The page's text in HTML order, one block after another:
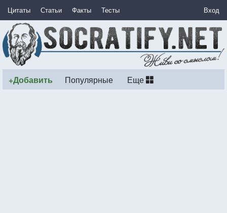
Цитаты Статьи Факты Тесты Вход
+Добавить Популярные Еще